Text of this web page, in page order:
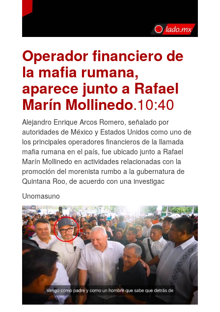
Operador financiero de
la mafia rumana,
aparece junto a Rafael
Marín Mollinedo.10:40
Alejandro Enrique Arcos Romero, señalado por
autoridades de México y Estados Unidos como uno de
los principales operadores financieros de la llamada
mafia rumana en el país, fue ubicado junto a Rafael
Marín Mollinedo en actividades relacionadas con la
promoción del morenista rumbo a la gubernatura de
Quintana Roo, de acuerdo con una investigac
Unomasuno